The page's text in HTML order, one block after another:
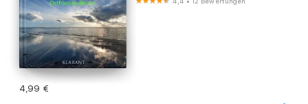
4,99 €